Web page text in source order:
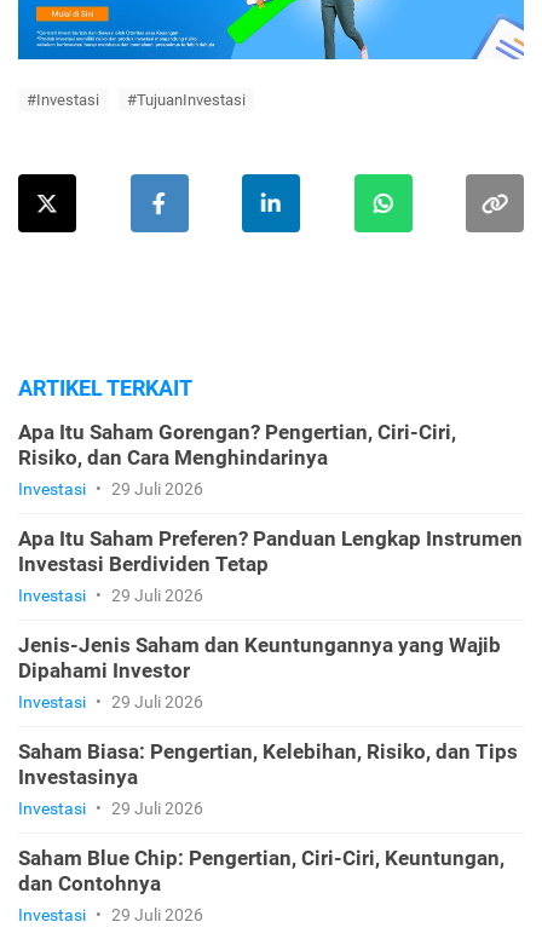
#Investasi #TujuanInvestasi
ARTIKEL TERKAIT
Apa Itu Saham Gorengan? Pengertian, Ciri-Ciri,
Risiko, dan Cara Menghindarinya
Investasi • 29 Juli 2026
Apa Itu Saham Preferen? Panduan Lengkap Instrumen
Investasi Berdividen Tetap
Investasi • 29 Juli 2026
Jenis-Jenis Saham dan Keuntungannya yang Wajib
Dipahami Investor
Investasi • 29 Juli 2026
Saham Biasa: Pengertian, Kelebihan, Risiko, dan Tips
Investasinya
Investasi • 29 Juli 2026
Saham Blue Chip: Pengertian, Ciri-Ciri, Keuntungan,
dan Contohnya
Investasi • 29 Juli 2026